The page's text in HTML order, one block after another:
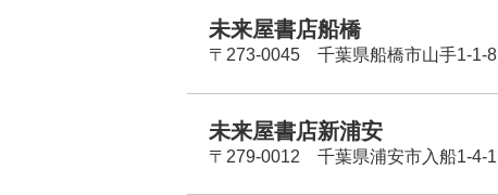
未来屋書店船橋
〒273-0045 千葉県船橋市山手1-1-8
未来屋書店新浦安
〒279-0012 千葉県浦安市入船1-4-1